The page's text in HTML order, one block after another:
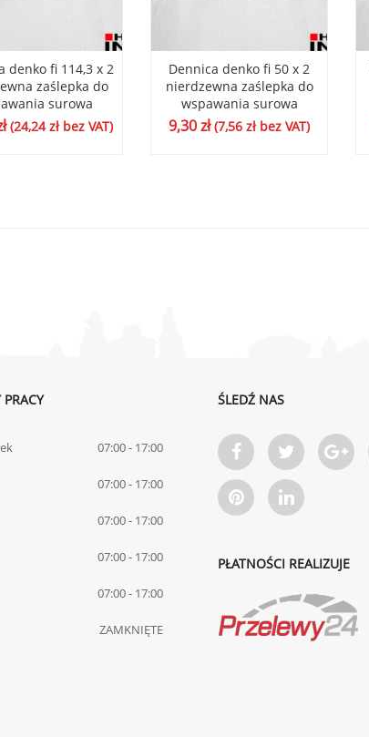
denko fi 114,3 x 2
zaślepka do
surowa
(24,24złbez VAT)
Dennica denko fi 50 x 2
nierdzewna zaślepka do
wspawania surowa
9,30zł (7,56 złbez VAT)
07:00 - 17:00
07:00 - 17:00
07:00 - 17:00
07:00 - 17:00
07:00 - 17:00
ZAMKNIĘTE
ŚLEDŹ NAS
PŁATNOŚCI REALIZUJE